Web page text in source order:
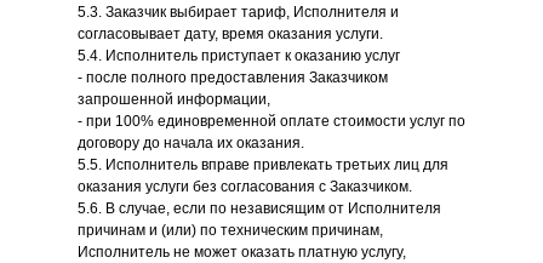
5.3. Заказчик выбирает тариф, Исполнителя и
согласовывает дату, время оказания услуги.
5.4. Исполнитель приступает к оказанию услуг
- после полного предоставления Заказчиком
запрошенной информации,
- при 100% единовременной оплате стоимости услуг по
договору до начала их оказания.
5.5. Исполнитель вправе привлекать третьих лиц для
оказания услуги без согласования с Заказчиком.
5.6. В случае, если по независящим от Исполнителя
причинам и (или) по техническим причинам,
Исполнитель не может оказать платную услугу,